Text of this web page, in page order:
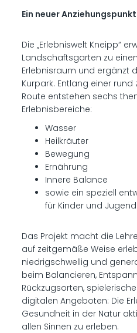
Ein neuer
Die „Erlebniswelt Kneipp“
Landschaftsgarten zu
Erlebnisraum und ergänzt
Kurpark. Entlang einer
Route entstehen sechs
Erlebnisbereiche:
Wasser
Heilkräuter
Bewegung
Ernährung
Innere Balance
sowie ein speziell
für Kinder und
Das Projekt macht die
auf zeitgemäße Weise
niedrigschwellig und
beim Balancieren,
Rückzugsorten,
digitalen Angeboten: Die
Gesundheit in der Natur
allen Sinnen zu erleben.